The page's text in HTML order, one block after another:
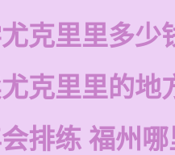
克里里多少
克里里的地
排练 福州